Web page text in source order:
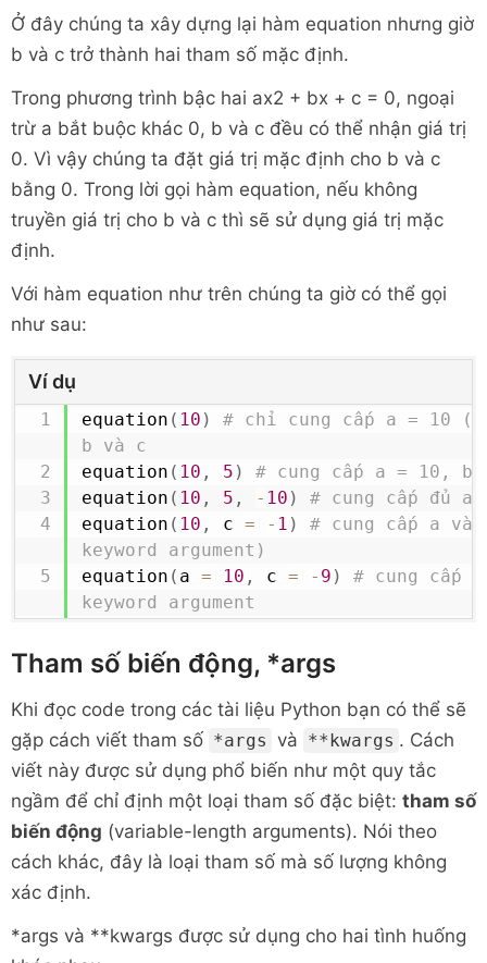
Ở đây chúng ta xây dựng lại hàm equation nhưng giờ
b và c trở thành hai tham số mặc định.
Trong phương trình bậc hai ax2 + bx + c = 0, ngoại
trừ a bắt buộc khác 0, b và c đều có thể nhận giá trị
0. Vì vậy chúng ta đặt giá trị mặc định cho b và c
bằng 0. Trong lời gọi hàm equation, nếu không
truyền giá trị cho b và c thì sẽ sử dụng giá trị mặc
định.
Với hàm equation như trên chúng ta giờ có thể gọi
như sau:
Ví dụ
equation ( 10 )
# chỉ cung cấp a = 10
b và c
equation ( 10 , 5 )
# cung cấp a = 10, b
equation ( 10 , 5 , - 10 )
# cung cấp đủ
equation ( 10 , c = - 1 )
# cung cấp a và
keyword argument)
equation ( a = 10 , c = - 9 )
# cung cấp
keyword argument
Tham số biến động, *args
Khi đọc code trong các tài liệu Python bạn có thể sẽ
gặp cách viết tham số *args và **kwargs . Cách
viết này được sử dụng phổ biến như một quy tắc
ngầm để chỉ định một loại tham số đặc biệt: tham số
biến động (variable-length arguments). Nói theo
cách khác, đây là loại tham số mà số lượng không
xác định.
*args và **kwargs được sử dụng cho hai tình huống